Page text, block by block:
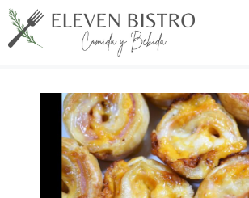
Saltar
al
contenido